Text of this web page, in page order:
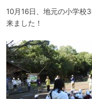
10月 16日、地元の小学校3
来ました！